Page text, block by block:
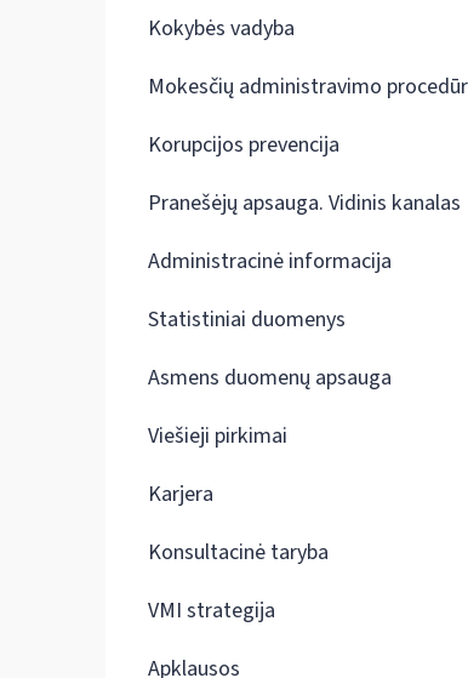
Kokybės vadyba
Mokesčių administravimo
Korupcijos prevencija
Pranešėjų apsauga. Vidinis kanalas
Administracinė informacija
Statistiniai duomenys
Asmens duomenų apsauga
Viešieji pirkimai
Karjera
Konsultacinė taryba
VMI strategija
Apklausos